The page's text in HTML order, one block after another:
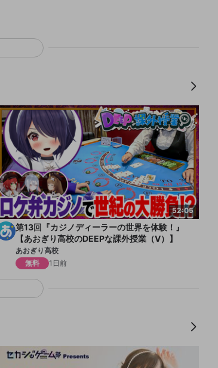
52:05
第13回『カジノディーラーの世界を体験！』
【あおぎり高校のDEEPな課外授業（V）】
あおぎり高校
無料
1日前